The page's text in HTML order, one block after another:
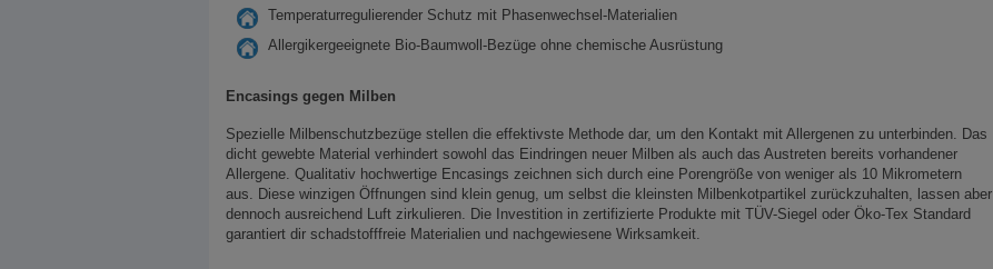
Temperaturregulierender Schutz mit Phasenwechsel-Materialien
Allergikergeeignete Bio-Baumwoll-Bezüge ohne chemische Ausrüstung
Encasings gegen Milben
Spezielle Milbenschutzbezüge stellen die effektivste Methode dar, um den Kontakt mit Allergenen zu unterbinden. Das
dicht gewebte Material verhindert sowohl das Eindringen neuer Milben als auch das Austreten bereits vorhandener
Allergene. Qualitativ hochwertige Encasings zeichnen sich durch eine Porengröße von weniger als 10 Mikrometern
aus. Diese winzigen Öffnungen sind klein genug, um selbst die kleinsten Milbenkotpartikel zurückzuhalten, lassen aber
dennoch ausreichend Luft zirkulieren. Die Investition in zertifizierte Produkte mit TÜV-Siegel oder Öko-Tex Standard
garantiert dir schadstofffreie Materialien und nachgewiesene Wirksamkeit.